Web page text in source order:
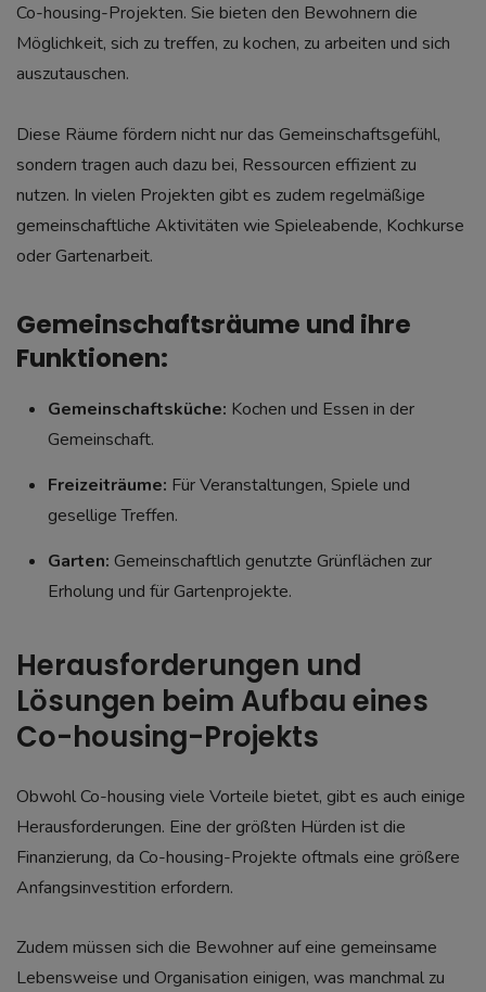
Co-housing-Projekten. Sie bieten den Bewohnern die
Möglichkeit, sich zu treffen, zu kochen, zu arbeiten und sich
auszutauschen.
Diese Räume fördern nicht nur das Gemeinschaftsgefühl,
sondern tragen auch dazu bei, Ressourcen effizient zu
nutzen. In vielen Projekten gibt es zudem regelmäßige
gemeinschaftliche Aktivitäten wie Spieleabende, Kochkurse
oder Gartenarbeit.
Gemeinschaftsräume und ihre
Funktionen:
Gemeinschaftsküche: Kochen und Essen in der
Gemeinschaft.
Freizeiträume: Für Veranstaltungen, Spiele und
gesellige Treffen.
Garten: Gemeinschaftlich genutzte Grünflächen zur
Erholung und für Gartenprojekte.
Herausforderungen und
Lösungen beim Aufbau eines
Co-housing-Projekts
Obwohl Co-housing viele Vorteile bietet, gibt es auch einige
Herausforderungen. Eine der größten Hürden ist die
Finanzierung, da Co-housing-Projekte oftmals eine größere
Anfangsinvestition erfordern.
Zudem müssen sich die Bewohner auf eine gemeinsame
Lebensweise und Organisation einigen, was manchmal zu